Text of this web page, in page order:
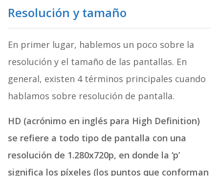
Resolución y tamaño
En primer lugar, hablemos un poco sobre la
resolución y el tamaño de las pantallas. En
general, existen 4 términos principales cuando
hablamos sobre resolución de pantalla.
HD (acrónimo en inglés para High Definition)
se refiere a todo tipo de pantalla con una
resolución de 1.280x720p, en donde la ‘p’
significa los píxeles (los puntos que conforman